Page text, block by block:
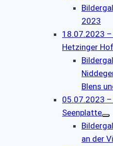
2023
18.07.2023
Hetzinger
Blens
05.07.2023 –
Seenplatte
an der